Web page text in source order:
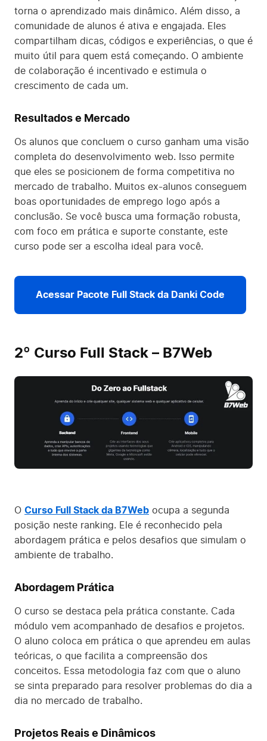
torna o aprendizado mais dinâmico. Além disso, a
comunidade de alunos é ativa e engajada. Eles
compartilham dicas, códigos e experiências, o que é
muito útil para quem está começando. O ambiente
de colaboração é incentivado e estimula o
crescimento de cada um.
Resultados e Mercado
Os alunos que concluem o curso ganham uma visão
completa do desenvolvimento web. Isso permite
que eles se posicionem de forma competitiva no
mercado de trabalho. Muitos ex-alunos conseguem
boas oportunidades de emprego logo após a
conclusão. Se você busca uma formação robusta,
com foco em prática e suporte constante, este
curso pode ser a escolha ideal para você.
Acessar Pacote Full Stack da Danki Code
2º Curso Full Stack – B7Web
O Curso Full Stack da B7Web ocupa a segunda
posição neste ranking. Ele é reconhecido pela
abordagem prática e pelos desafios que simulam o
ambiente de trabalho.
Abordagem Prática
O curso se destaca pela prática constante. Cada
módulo vem acompanhado de desafios e projetos.
O aluno coloca em prática o que aprendeu em aulas
teóricas, o que facilita a compreensão dos
conceitos. Essa metodologia faz com que o aluno
se sinta preparado para resolver problemas do dia a
dia no mercado de trabalho.
Projetos Reais e Dinâmicos